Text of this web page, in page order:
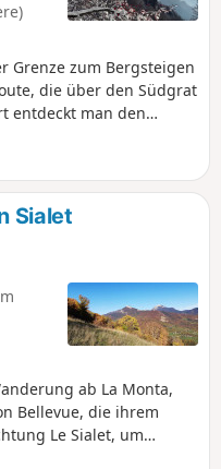
Grenze zum Bergsteigen
die über den Südgrat
entdeckt man den
(nie über 3c) auf den
ist der Abgrund
vorgehen und jeden
nur darauf warten,
Sialet
ab La Monta,
Bellevue, die ihrem
Le Sialet, um